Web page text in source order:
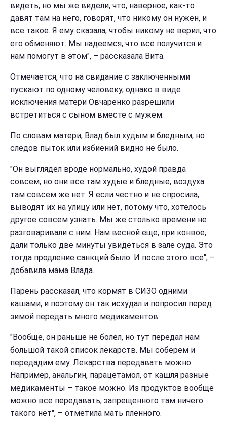
видеть, но мы же видели, что, наверное, как-то
давят там на него, говорят, что никому он нужен, и
все такое. Я ему сказала, чтобы никому не верил, что
его обменяют. Мы надеемся, что все получится и
нам помогут в этом", – рассказала Вита.
Отмечается, что на свидание с заключенными
пускают по одному человеку, однако в виде
исключения матери Овчаренко разрешили
встретиться с сыном вместе с мужем.
По словам матери, Влад был худым и бледным, но
следов пыток или избиений видно не было.
"Он выглядел вроде нормально, худой правда
совсем, но они все там худые и бледные, воздуха
там совсем же нет. Я если честно и не спросила,
выводят их на улицу или нет, потому что, хотелось
другое совсем узнать. Мы же столько времени не
разговаривали с ним. Нам весной еще, при конвое,
дали только две минуты увидеться в зале суда. Это
тогда продление санкций было. И после этого все", –
добавила мама Влада.
Парень рассказал, что кормят в СИЗО одними
кашами, и поэтому он так исхудал и попросил перед
зимой передать много медикаментов.
"Вообще, он раньше не болел, но тут передал нам
большой такой список лекарств. Мы соберем и
передадим ему. Лекарства передавать можно.
Например, анальгин, парацетамол, от кашля разные
медикаменты – такое можно. Из продуктов вообще
можно все передавать, запрещенного там ничего
такого нет", – отметила мать пленного.